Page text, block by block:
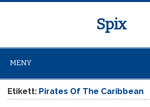
Spix
MENY
Etikett: Pirates Of The Caribbean